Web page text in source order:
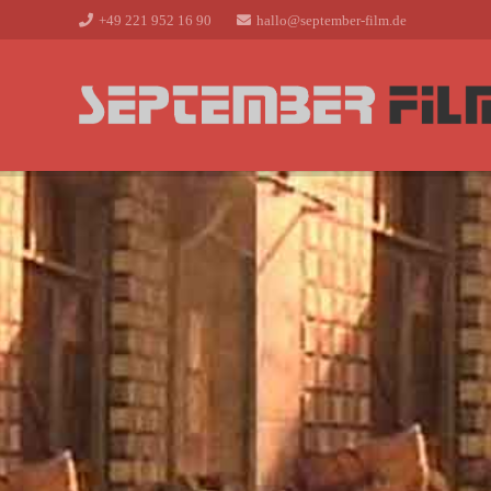
+49 221 952 16 90 hallo@september-film.de